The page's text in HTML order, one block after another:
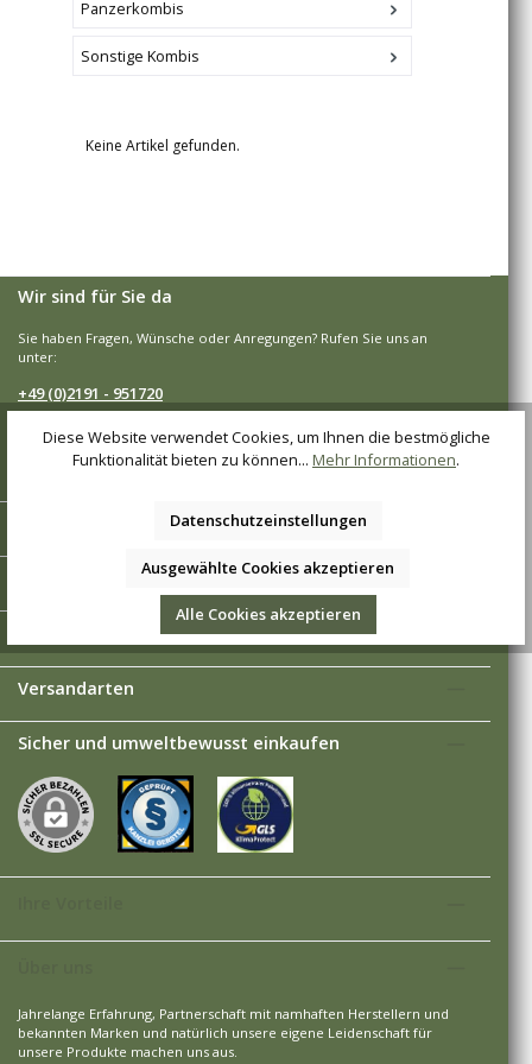
Panzerkombis
Sonstige Kombis
Keine Artikel gefunden.
Wir sind für Sie da
Sie haben Fragen, Wünsche oder Anregungen? Rufen Sie uns an
unter:
+49 (0)2191 - 951720
Vertrag widerrufen
Informationen
Versandarten
Sicher und umweltbewusst einkaufen
Jahrelange Erfahrung, Partnerschaft mit namhaften Herstellern und
bekannten Marken und natürlich unsere eigene Leidenschaft für
unsere Produkte machen uns aus.
Diese Website verwendet Cookies, um Ihnen die bestmögliche
Funktionalität bieten zu können... Mehr Informationen.
Datenschutzeinstellungen
Ausgewählte Cookies akzeptieren
Alle Cookies akzeptieren